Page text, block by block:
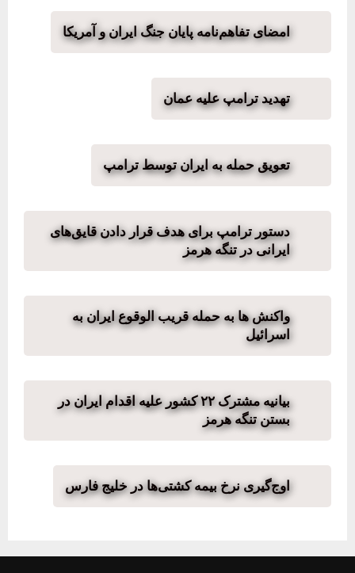
امضای تفاهم‌نامه پایان جنگ ایران و آمریکا
تهدید ترامپ علیه عمان
تعویق حمله به ایران توسط ترامپ
دستور ترامپ برای هدف قرار دادن قایق‌های
ایرانی در تنگه هرمز
واکنش ها به حمله قریب الوقوع ایران به
اسرائیل
بیانیه مشترک ۲۲ کشور علیه اقدام ایران در
بستن تنگه هرمز
اوج‌گیری نرخ بیمه کشتی‌ها در خلیج فارس